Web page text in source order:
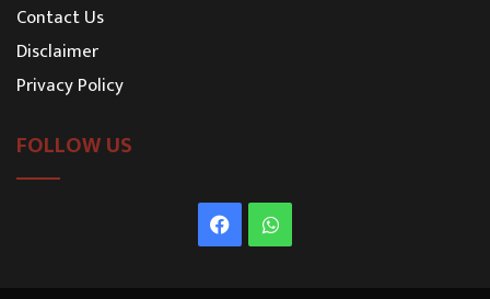
Contact Us
Disclaimer
Privacy Policy
FOLLOW US
FacebookWhatsApp